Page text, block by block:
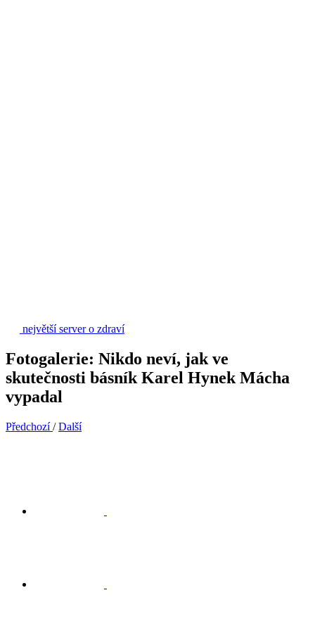
největší server o zdraví
Fotogalerie: Nikdo neví, jak ve
skutečnosti básník Karel Hynek Mácha
vypadal
Předchozí / Další